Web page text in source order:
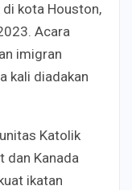
kota Houston,
Acara
imigran
kali diadakan
Katolik
dan Kanada
ikatan